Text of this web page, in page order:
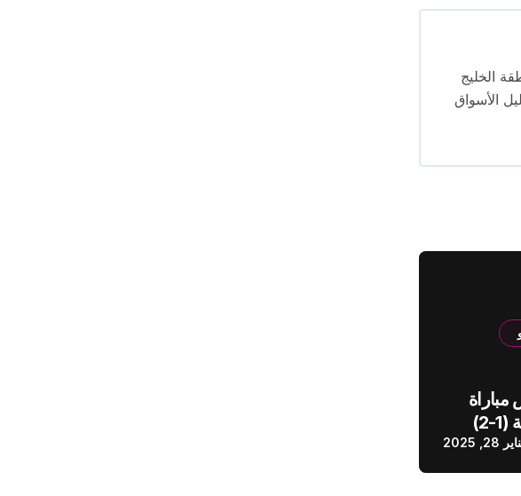
منطقة الخليج
الأسواق
مباراة
الهلال والقادسية (1-2)
28, 2025